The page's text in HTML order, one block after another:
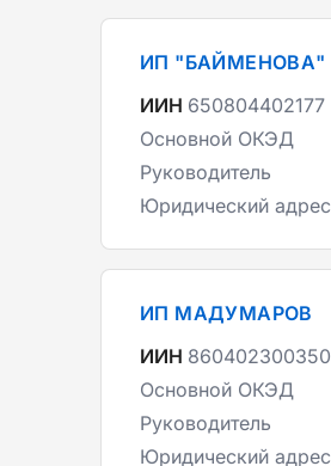
ИП "БАЙМЕНОВА"
ИИН 650804402177
Основной ОКЭД
Руководитель
Юридический адрес
ИП МАДУМАРОВ
ИИН 860402300350
Основной ОКЭД
Руководитель
Юридический адрес